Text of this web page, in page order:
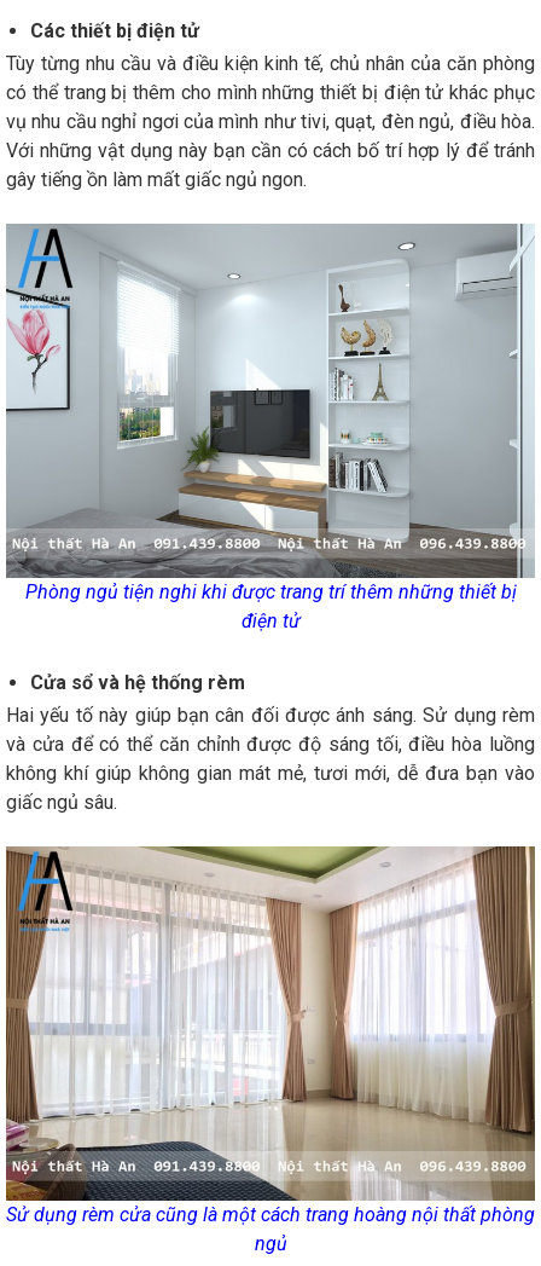
Các thiết bị điện tử
Tùy từng nhu cầu và điều kiện kinh tế, chủ nhân của căn phòng
có thể trang bị thêm cho mình những thiết bị điện tử khác phục
vụ nhu cầu nghỉ ngơi của mình như tivi, quạt, đèn ngủ, điều hòa.
Với những vật dụng này bạn cần có cách bố trí hợp lý để tránh
gây tiếng ồn làm mất giấc ngủ ngon.
Phòng ngủ tiện nghi khi được trang trí thêm những thiết bị
điện tử
Cửa sổ và hệ thống rèm
Hai yếu tố này giúp bạn cân đối được ánh sáng. Sử dụng rèm
và cửa để có thể căn chỉnh được độ sáng tối, điều hòa luồng
không khí giúp không gian mát mẻ, tươi mới, dễ đưa bạn vào
giấc ngủ sâu.
Sử dụng rèm cửa cũng là một cách trang hoàng nội thất phòng
ngủ